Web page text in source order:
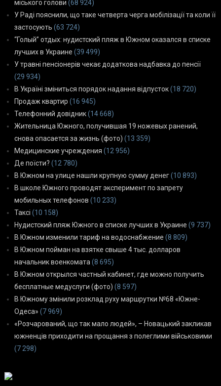
міського голови (68 924)
У Раді пояснили, що таке четверта черга мобілізації та коли її
застосують (63 724)
“Голый” отдых: нудистский пляж в Южном оказался в списке
лучших в Украине (39 499)
У травні пенсіонерів чекає додаткова надбавка до пенсії
(29 934)
В Україні зміниться порядок надання відпусток(18 720)
Продаж квартир (16 945)
Телефонний довідник(14 668)
Жительница Южного, получившая 19 ножевых ранений,
снова опасается за жизнь (фото) (13 359)
Медицинские учреждения (12 956)
Де поїсти? (12 780)
В Южном на улице нашли крупную сумму денег(10 893)
В школе Южного проводят эксперимент по запрету
мобильных телефонов (10 233)
Таксі (10 158)
Нудистский пляж Южного в списке лучших в Украине (9 737)
В Южном изменили тариф на водоснабжение (8 809)
В Южном пойман на взятке свыше 4 тыс. долларов
начальник военкомата (8 695)
В Южном открылся частный кабинет, где можно получить
бесплатные медуслуги (фото) (8 597)
В Южному змінили розклад руху маршрутки №68 «Южне-
Одеса» (7 969)
«Розчарований, що так мало людей», – Новацький закликав
южненців приходити на прощання з полеглими військовими
(7 298)